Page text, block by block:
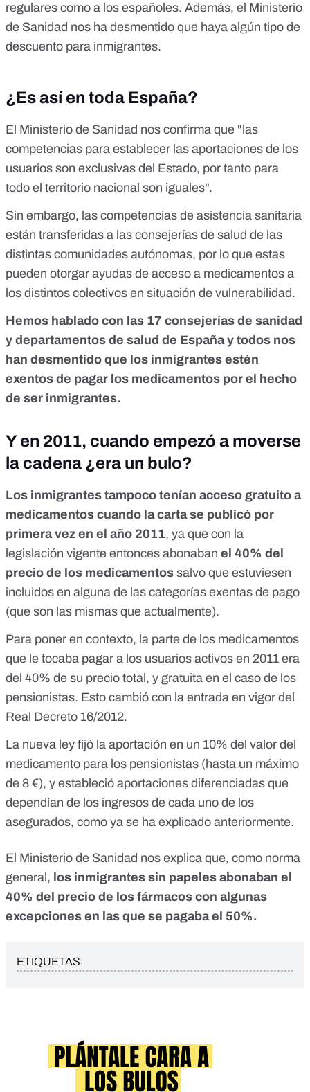
regulares como a los españoles. Además, el Ministerio
de Sanidad nos ha desmentido que haya algún tipo de
descuento para inmigrantes.
¿Es así en toda España?
El Ministerio de Sanidad nos confirma que "las
competencias para establecer las aportaciones de los
usuarios son exclusivas del Estado, por tanto para
todo el territorio nacional son iguales".
Sin embargo, las competencias de asistencia sanitaria
están transferidas a las consejerías de salud de las
distintas comunidades autónomas, por lo que estas
pueden otorgar ayudas de acceso a medicamentos a
los distintos colectivos en situación de vulnerabilidad.
Hemos hablado con las 17 consejerías de sanidad
y departamentos de salud de España y todos nos
han desmentido que los inmigrantes estén
exentos de pagar los medicamentos por el hecho
de ser inmigrantes.
Y en 2011, cuando empezó a moverse
la cadena ¿era un bulo?
Los inmigrantes tampoco tenían acceso gratuito a
medicamentos cuando la carta se publicó por
primera vez en el año 2011, ya que con la
legislación vigente entonces abonaban el 40% del
precio de los medicamentos salvo que estuviesen
incluidos en alguna de las categorías exentas de pago
(que son las mismas que actualmente).
Para poner en contexto, la parte de los medicamentos
que le tocaba pagar a los usuarios activos en 2011 era
del 40% de su precio total, y gratuita en el caso de los
pensionistas. Esto cambió con la entrada en vigor del
Real Decreto 16/2012.
La nueva ley fijó la aportación en un 10% del valor del
medicamento para los pensionistas (hasta un máximo
de 8 €), y estableció aportaciones diferenciadas que
dependían de los ingresos de cada uno de los
asegurados, como ya se ha explicado anteriormente.
El Ministerio de Sanidad nos explica que, como norma
general, los inmigrantes sin papeles abonaban el
40% del precio de los fármacos con algunas
excepciones en las que se pagaba el 50%.
ETIQUETAS: